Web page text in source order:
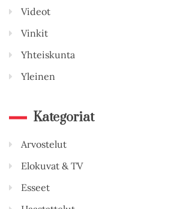
Videot
Vinkit
Yhteiskunta
Yleinen
Kategoriat
Arvostelut
Elokuvat & TV
Esseet